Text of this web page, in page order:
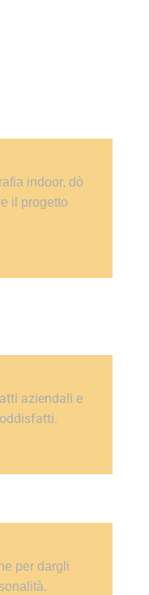
indoor, dò
il progetto
aziendali e
per dargli